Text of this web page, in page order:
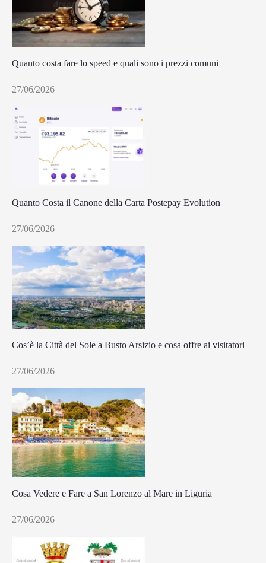
Quanto costa fare lo speed e quali sono i prezzi comuni
27/06/2026
Quanto Costa il Canone della Carta Postepay Evolution
27/06/2026
Cos’è la Città del Sole a Busto Arsizio e cosa offre ai visitatori
27/06/2026
Cosa Vedere e Fare a San Lorenzo al Mare in Liguria
27/06/2026